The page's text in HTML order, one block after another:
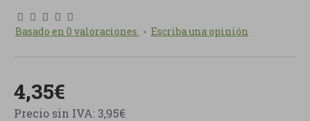
Basado en 0 valoraciones. - Escriba una opinión
4,35€
Precio sin IVA: 3,95€